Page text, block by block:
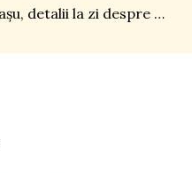
Părintele Nicolae Crîngaşu, detalii la zi despre Catedrala Naţională […]